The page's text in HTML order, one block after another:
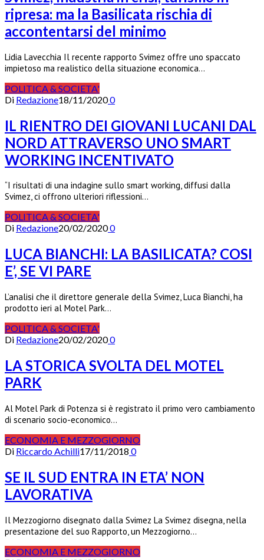
ripresa: ma la Basilicata rischia di
accontentarsi del minimo
Lidia Lavecchia Il recente rapporto Svimez offre uno spaccato
impietoso ma realistico della situazione economica…
POLITICA & SOCIETA'
Di Redazione18/11/20200
IL RIENTRO DEI GIOVANI LUCANI DAL
NORD ATTRAVERSO UNO SMART
WORKING INCENTIVATO
“I risultati di una indagine sullo smart working, diffusi dalla
Svimez, ci offrono ulteriori riflessioni…
POLITICA & SOCIETA'
Di Redazione20/02/20200
LUCA BIANCHI: LA BASILICATA? COSI
E’, SE VI PARE
L’analisi che il direttore generale della Svimez, Luca Bianchi, ha
prodotto ieri al Motel Park…
POLITICA & SOCIETA'
Di Redazione20/02/20200
LA STORICA SVOLTA DEL MOTEL
PARK
Al Motel Park di Potenza si è registrato il primo vero cambiamento
di scenario socio-economico…
ECONOMIA E MEZZOGIORNO
Di Riccardo Achilli17/11/2018 0
SE IL SUD ENTRA IN ETA’ NON
LAVORATIVA
Il Mezzogiorno disegnato dalla Svimez La Svimez disegna, nella
presentazione del suo Rapporto, un Mezzogiorno…
ECONOMIA E MEZZOGIORNO